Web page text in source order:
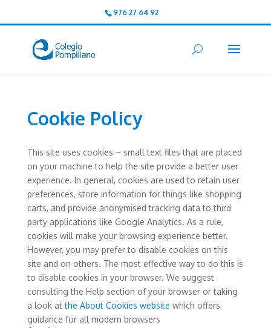
976 27 64 92
Cookie Policy
This site uses cookies – small text files that are placed
on your machine to help the site provide a better user
experience. In general, cookies are used to retain user
preferences, store information for things like shopping
carts, and provide anonymised tracking data to third
party applications like Google Analytics. As a rule,
cookies will make your browsing experience better.
However, you may prefer to disable cookies on this
site and on others. The most effective way to do this is
to disable cookies in your browser. We suggest
consulting the Help section of your browser or taking
a look atthe About Cookies website which offers
guidance for all modern browsers